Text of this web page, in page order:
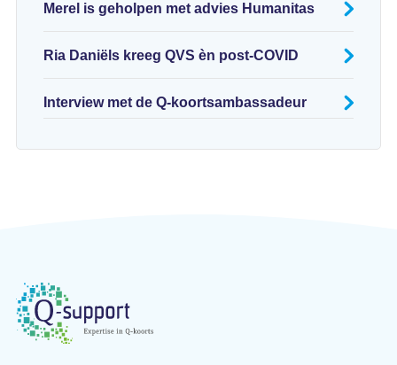
Merel is geholpen met advies Humanitas
Ria Daniëls kreeg QVS èn post-COVID
Interview met de Q-koortsambassadeur